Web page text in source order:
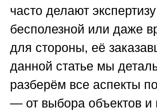
часто делают экспертизу
бесполезной или даже
для стороны, её
данной статье мы
разберём все аспекты
— от выбора объектов и